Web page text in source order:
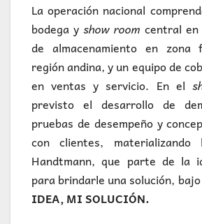
La operación nacional
bodega yshow room central
de almacenamiento en
región andina, y un equipo de
en ventas y servicio. En el
previsto el desarrollo de
pruebas de desempeño y
con clientes,
Handtmann, que parte de la
para brindarle una solución,
IDEA, MI SOLUCIÓN.